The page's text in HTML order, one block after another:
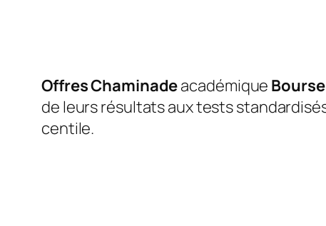
Offres Chaminadeacadémique
de leurs résultats aux tests
centile.